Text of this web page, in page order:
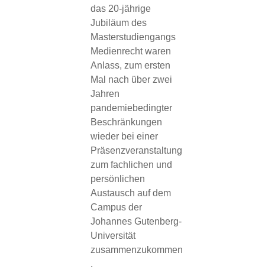
das 20-jährige
Jubiläum des
Masterstudiengangs
Medienrecht waren
Anlass, zum ersten
Mal nach über zwei
Jahren
pandemiebedingter
Beschränkungen
wieder bei einer
Präsenzveranstaltung
zum fachlichen und
persönlichen
Austausch auf dem
Campus der
Johannes Gutenberg-
Universität
zusammenzukommen
.